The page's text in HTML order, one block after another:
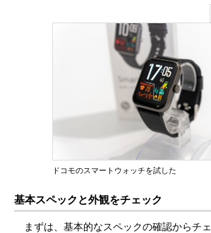
ドコモのスマートウォッチを試した
基本スペックと外観をチェック
まずは、基本的なスペックの確認からチ